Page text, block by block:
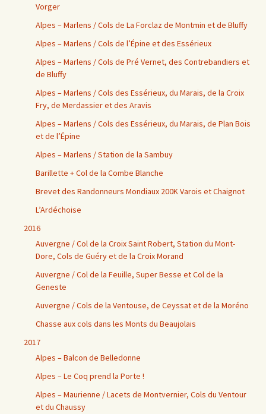
Vorger
Alpes – Marlens / Cols de La Forclaz de Montmin et de Bluffy
Alpes – Marlens / Cols de l’Épine et des Essérieux
Alpes – Marlens / Cols de Pré Vernet, des Contrebandiers et
de Bluffy
Alpes – Marlens / Cols des Essérieux, du Marais, de la Croix
Fry, de Merdassier et des Aravis
Alpes – Marlens / Cols des Essérieux, du Marais, de Plan Bois
et de l’Épine
Alpes – Marlens / Station de la Sambuy
Barillette + Col de la Combe Blanche
Brevet des Randonneurs Mondiaux 200K Varois et Chaignot
L’Ardéchoise
2016
Auvergne / Col de la Croix Saint Robert, Station du Mont-
Dore, Cols de Guéry et de la Croix Morand
Auvergne / Col de la Feuille, Super Besse et Col de la
Geneste
Auvergne / Cols de la Ventouse, de Ceyssat et de la Moréno
Chasse aux cols dans les Monts du Beaujolais
2017
Alpes – Balcon de Belledonne
Alpes – Le Coq prend la Porte !
Alpes – Maurienne / Lacets de Montvernier, Cols du Ventour
et du Chaussy